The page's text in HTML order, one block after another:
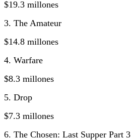
$19.3 millones
3. The Amateur
$14.8 millones
4. Warfare
$8.3 millones
5. Drop
$7.3 millones
6. The Chosen: Last Supper Part 3